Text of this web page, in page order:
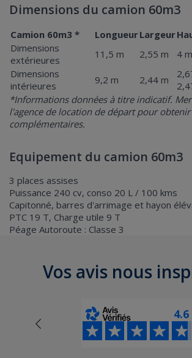
Dimensions du camion 60m3
Camion 60m3 * LongueurLargeur
Dimensions
extérieures
11,5 m 2,55 m
4 m
Dimensions
intérieures
9,2 m 2,44 m
*Informations données à titre indicatif.
l'agence de location de départ pour
complémentaires.
Equipement du camion 60m3
3 places assises
Puissance 240 cv, conso 20 L / 100 kms
Capitonné, barres d'arrimage et hayon
PTC 19 T, Charge utile 9 T
Péage Autoroute : Classe 3
Vos avis nous
4.6